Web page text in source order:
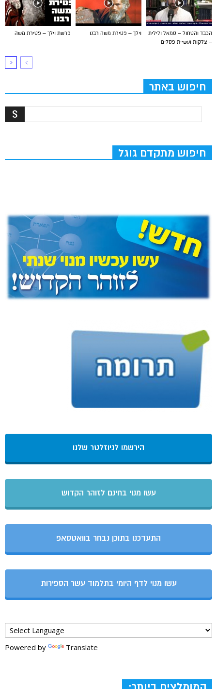
פרשת וילך – פטירת משה וילך – פטירת משה רבנו
הכבד והטחול – סמאל ולילית
– צלקות ועשיית פסלים
חיפוש באתר
חיפוש מתקדם גוגל
הירשמו לניוזלטר שלנו
עשו מנוי בחינם לזוהר הקדוש
התעדכנו בתוכן נבחר בוואטסאפ
עשו מנוי לדף היומי בתלמוד עשר הספירות
Powered by Translate